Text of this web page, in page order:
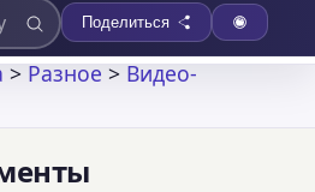
Поделиться
>Разное>Видео-